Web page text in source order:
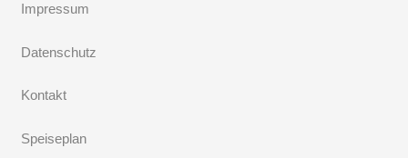
Impressum
Datenschutz
Kontakt
Speiseplan